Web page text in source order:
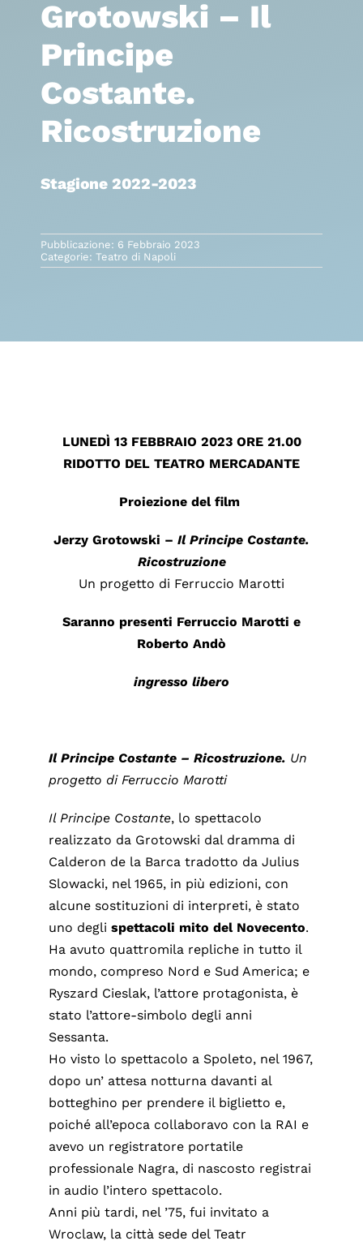
Grotowski – Il
Principe
Costante.
Ricostruzione
Stagione 2022-2023
Pubblicazione: 6 Febbraio 2023
Categorie: Teatro di Napoli
LUNEDÌ 13 FEBBRAIO 2023 ORE 21.00
RIDOTTO DEL TEATRO MERCADANTE
Proiezione del film
Jerzy Grotowski – Il Principe Costante.
Ricostruzione
Un progetto di Ferruccio Marotti
Saranno presenti Ferruccio Marotti e
Roberto Andò
ingresso libero
Il Principe Costante – Ricostruzione. Un
progetto di Ferruccio Marotti
Il Principe Costante, lo spettacolo
realizzato da Grotowski dal dramma di
Calderon de la Barca tradotto da Julius
Slowacki, nel 1965, in più edizioni, con
alcune sostituzioni di interpreti, è stato
uno degli spettacoli mito del Novecento.
Ha avuto quattromila repliche in tutto il
mondo, compreso Nord e Sud America; e
Ryszard Cieslak, l’attore protagonista, è
stato l’attore-simbolo degli anni
Sessanta.
Ho visto lo spettacolo a Spoleto, nel 1967,
dopo un’ attesa notturna davanti al
botteghino per prendere il biglietto e,
poiché all’epoca collaboravo con la RAI e
avevo un registratore portatile
professionale Nagra, di nascosto registrai
in audio l’intero spettacolo.
Anni più tardi, nel ’75, fui invitato a
Wroclaw, la città sede del Teatr